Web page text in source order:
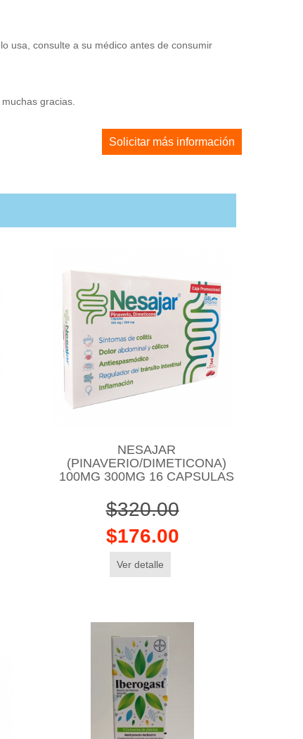
usa, consulte a su médico antes de consumir
gracias.
Solicitar más información
NESAJAR
(PINAVERIO/DIMETICONA)
100MG 300MG 16 CAPSULAS
$320.00
$176.00
Ver detalle